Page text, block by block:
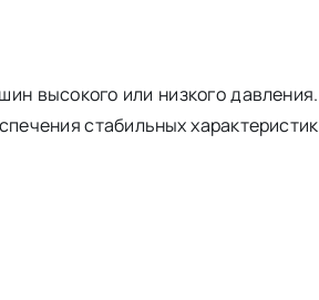
высокого или низкого давления.
стабильных характеристик